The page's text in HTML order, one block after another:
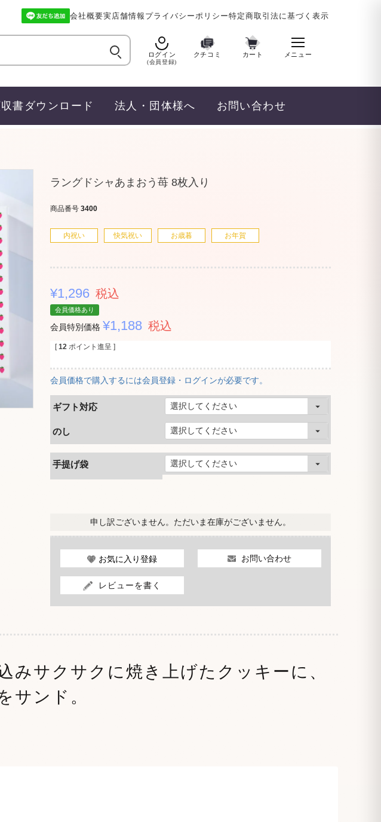
会社概要実店舗情報 プライバシーポリシー特定商取引法に基づく表示
ログイン
(会員登録)
クチコミ カート メニュー
書ダウンロード 法人・団体様へ お問い合わせ
ラングドシャあまおう苺 8枚入り
商品番号 3400
内祝い 快気祝い お歳暮 お年賀
¥1,296 税込
会員価格あり
会員特別価格 ¥1,188 税込
[ 12 ポイント進呈 ]
会員価格で購入するには会員登録・ログインが必要です。
ギフト対応
のし
手提げ袋
申し訳ございません。ただいま在庫がございません。
お気に入り登録 お問い合わせ
レビューを書く
みサクサクに焼き上げたクッキーに、
サンド。